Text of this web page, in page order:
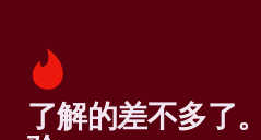
了解的差不多了